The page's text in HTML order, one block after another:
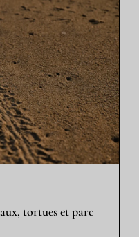
tortues et parc